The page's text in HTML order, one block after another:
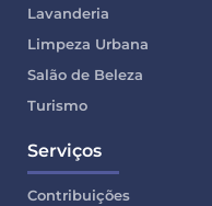
Lavanderia
Limpeza Urbana
Salão de Beleza
Turismo
Serviços
Contribuições